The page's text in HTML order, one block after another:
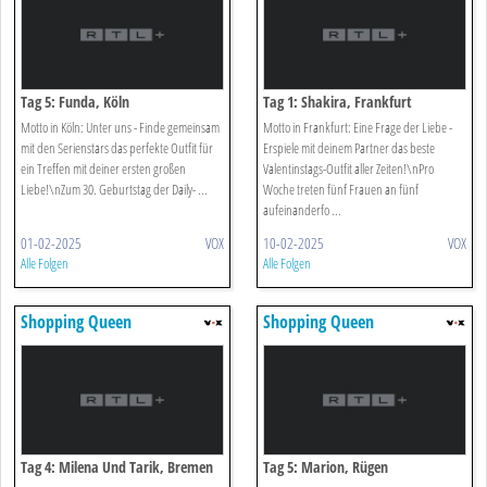
Tag 5: Funda, Köln
Motto in Köln: Unter uns - Finde gemeinsam
mit den Serienstars das perfekte Outfit für
ein Treffen mit deiner ersten großen
Liebe!\nZum 30. Geburtstag der Daily- ...
01-02-2025 VOX
Alle Folgen
Tag 1: Shakira, Frankfurt
Motto in Frankfurt: Eine Frage der Liebe -
Erspiele mit deinem Partner das beste
Valentinstags-Outfit aller Zeiten!\nPro
Woche treten fünf Frauen an fünf
aufeinanderfo ...
10-02-2025 VOX
Alle Folgen
Shopping Queen
Tag 4: Milena Und Tarik, Bremen
Shopping Queen
Tag 5: Marion, Rügen